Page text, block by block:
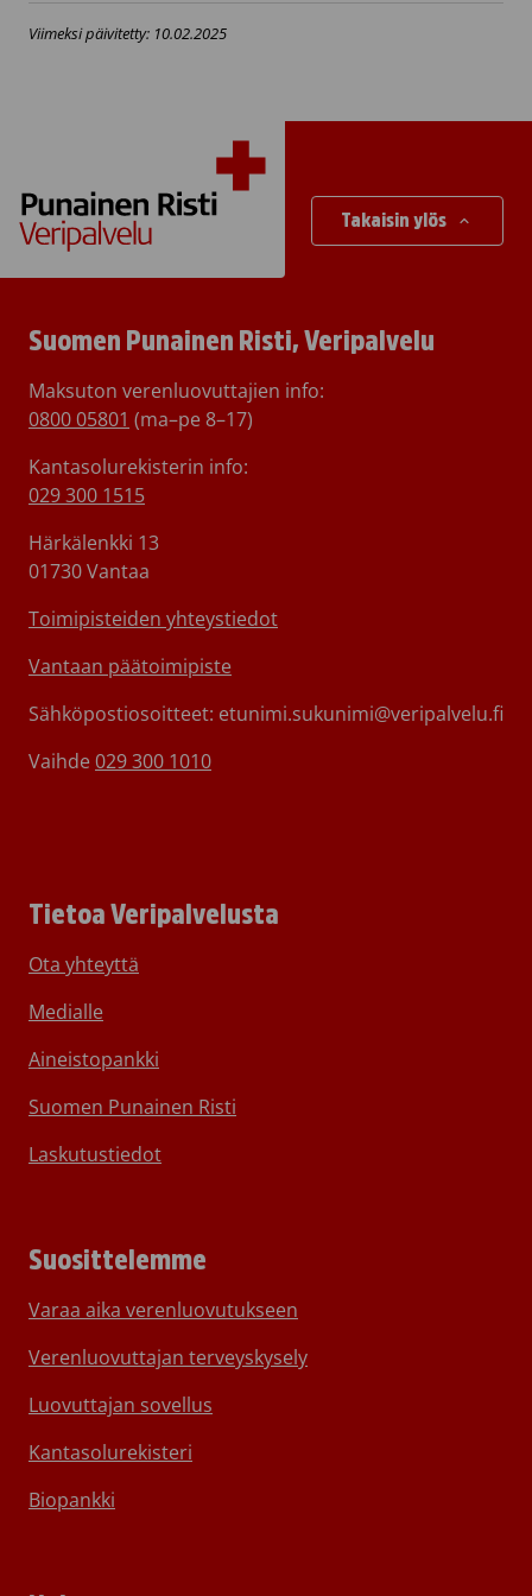
Viimeksi päivitetty: 10.02.2025
Takaisin ylös
Suomen Punainen Risti, Veripalvelu
Maksuton verenluovuttajien info:
0800 05801 (ma–pe 8–17)
Kantasolurekisterin info:
029 300 1515
Härkälenkki 13
01730 Vantaa
Toimipisteiden yhteystiedot
Vantaan päätoimipiste
Sähköpostiosoitteet: etunimi.sukunimi@veripalvelu.fi
Vaihde 029 300 1010
Tietoa Veripalvelusta
Ota yhteyttä
Medialle
Aineistopankki
Suomen Punainen Risti
Laskutustiedot
Suosittelemme
Varaa aika verenluovutukseen
Verenluovuttajan terveyskysely
Luovuttajan sovellus
Kantasolurekisteri
Biopankki